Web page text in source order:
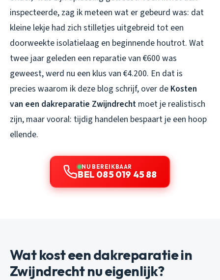
inspecteerde, zag ik meteen wat er gebeurd was: dat
kleine lekje had zich stilletjes uitgebreid tot een
doorweekte isolatielaag en beginnende houtrot. Wat
twee jaar geleden een reparatie van €600 was
geweest, werd nu een klus van €4.200. En dat is
precies waarom ik deze blog schrijf, over de Kosten
van een dakreparatie Zwijndrecht moet je realistisch
zijn, maar vooral: tijdig handelen bespaart je een hoop
ellende.
NU BEREIKBAAR
BEL 085 019 45 88
Wat kost een dakreparatie in
Zwijndrecht nu eigenlijk?